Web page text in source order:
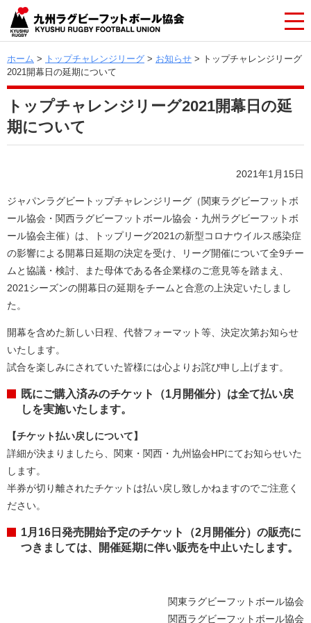
ホーム > トップチャレンジリーグ > お知らせ > トップチャレンジリーグ
2021開幕日の延期について
トップチャレンジリーグ2021開幕日の延
期について
2021年1月15日
ジャパンラグビートップチャレンジリーグ（関東ラグビーフットボ
ール協会・関西ラグビーフットボール協会・九州ラグビーフットボ
ール協会主催）は、トップリーグ2021の新型コロナウイルス感染症
の影響による開幕日延期の決定を受け、リーグ開催について全9チー
ムと協議・検討、また母体である各企業様のご意見等を踏まえ、
2021シーズンの開幕日の延期をチームと合意の上決定いたしまし
た。
開幕を含めた新しい日程、代替フォーマット等、決定次第お知らせ
いたします。
試合を楽しみにされていた皆様には心よりお詫び申し上げます。
既にご購入済みのチケット（1月開催分）は全て払い戻
しを実施いたします。
【チケット払い戻しについて】
詳細が決まりましたら、関東・関西・九州協会HPにてお知らせいた
します。
半券が切り離されたチケットは払い戻し致しかねますのでご注意く
ださい。
1月16日発売開始予定のチケット（2月開催分）の販売に
つきましては、開催延期に伴い販売を中止いたします。
関東ラグビーフットボール協会
関西ラグビーフットボール協会